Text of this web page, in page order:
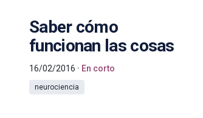
Saber cómo
funcionan las cosas
16/02/2016 En corto
neurociencia